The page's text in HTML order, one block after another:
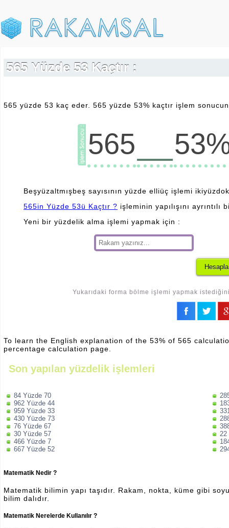
565 Yüzde 53 Kaçtır :
565 yüzde 53 kaç eder. 565 yüzde 53% kaçtır işlem
565
Beşyüzaltmışbeş sayısının yüzde elliüç işlemi
565in Yüzde 53ü Kaçtır ? işleminin yapılışını
Yeni bir yüzdelik alma işlemi yapmak için :
Yukarıdaki forma bölme işlemi yapmak
To learn the English explanation of the 53% of 565
percentage calculation page.
Son yapılan yüzdelik işlemleri
84 Yüzde 70
962 Yüzde 44
959 Yüzde 33
430 Yüzde 73
76 Yüzde 67
30 Yüzde 57
466 Yüzde 7
667 Yüzde 52
22
Matematik Nedir ?
Matematik bilimin yapı taşıdır. Rakam, nokta, küme gibi
bilim dalıdır.
Matematik Nerelerde Kullanılır ?